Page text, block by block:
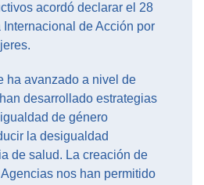
acordó declarar el 28
de Acción por
ha avanzado a nivel de
desarrollado estrategias
de género
la desigualdad
de salud. La creación de
nos han permitido